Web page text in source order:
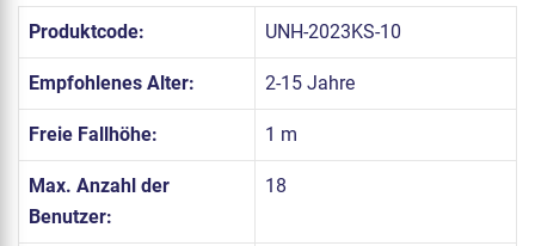
Produktcode: UNH-2023KS-10
Empfohlenes Alter: 2-15 Jahre
Freie Fallhöhe: 1 m
Max. Anzahl der
Benutzer:
18